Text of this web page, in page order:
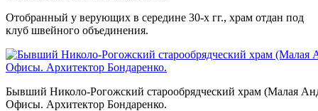
Отобранный у верующих в середине 30-х гг., храм отдан под
клуб швейного объединения.
Бывший Николо-Рогожский старообрядческий храм (Малая
Офисы. Архитектор Бондаренко.